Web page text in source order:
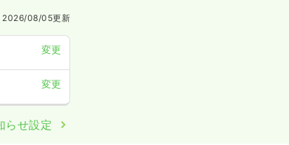
2026/08/05更新
変更
変更
らせ設定